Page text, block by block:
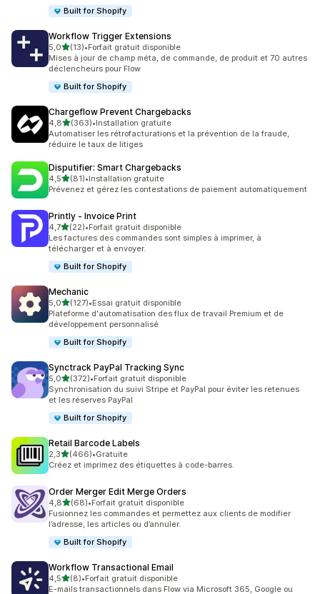
Built for Shopify
Workflow Trigger Extensions
5,0étoile(s) sur 5
(13)
13 avis au total
•Forfait gratuit disponible
Mises à jour de champ méta, de commande, de produit et 70 autres
déclencheurs pour Flow
Built for Shopify
Chargeflow Prevent Chargebacks
4,8étoile(s) sur 5
(363)
363 avis au total
•Installation gratuite
Automatiser les rétrofacturations et la prévention de la fraude,
réduire le taux de litiges
Disputifier: Smart Chargebacks
4,5étoile(s) sur 5
(81)
81 avis au total
•Installation gratuite
Prévenez et gérez les contestations de paiement automatiquement
Printly ‑ Invoice Print
4,7étoile(s) sur 5
(22)
22 avis au total
•Forfait gratuit disponible
Les factures des commandes sont simples à imprimer, à
télécharger et à envoyer.
Built for Shopify
Mechanic
5,0étoile(s) sur 5
(127)
127 avis au total
•Essai gratuit disponible
Plateforme d'automatisation des flux de travail Premium et de
développement personnalisé
Built for Shopify
Synctrack PayPal Tracking Sync
5,0étoile(s) sur 5
(372)
372 avis au total
•Forfait gratuit disponible
Synchronisation du suivi Stripe et PayPal pour éviter les retenues
et les réserves PayPal
Built for Shopify
Retail Barcode Labels
2,3étoile(s) sur 5
(466)
466 avis au total
•Gratuite
Créez et imprimez des étiquettes à code-barres.
Order Merger Edit Merge Orders
4,8étoile(s) sur 5
(68)
68 avis au total
•Forfait gratuit disponible
Fusionnez les commandes et permettez aux clients de modifier
l’adresse, les articles ou d’annuler.
Built for Shopify
Workflow Transactional Email
4,5étoile(s) sur 5
(8)
8 avis au total
•Forfait gratuit disponible
E-mails transactionnels dans Flow via Microsoft 365, Google ou